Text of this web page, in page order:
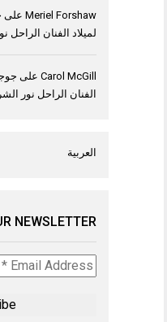
Meriel Forshaw على
لميلاد الفنان الراحل
Carol McGill على
الفنان الراحل نور
العربية
NEWSLETTER
Email
Address